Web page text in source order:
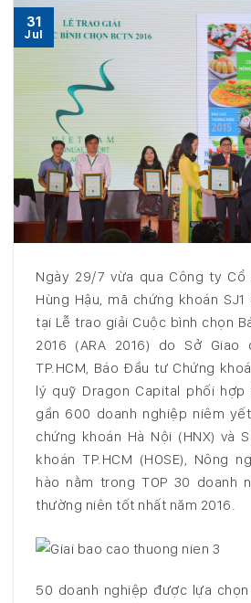
31
Jul
Ngày 29/7 vừa qua Công ty Cổ
Hùng Hậu, mã chứng khoán
tại Lễ trao giải Cuộc bình chọn
2016 (ARA 2016) do Sở Giao
TP.HCM, Báo Đầu tư Chứng
lý quỹ Dragon Capital phối
gần 600 doanh nghiệp niêm
chứng khoán Hà Nội (HNX) và
khoán TP.HCM (HOSE), Nông
hào nằm trong TOP 30 doanh
thường niên tốt nhất năm 2016.
50 doanh nghiệp được lựa